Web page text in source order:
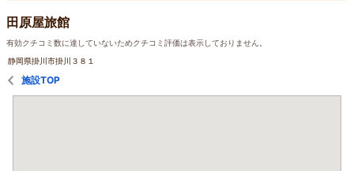
田原屋旅館
有効クチコミ数に達していないためクチコミ評価は表示しておりません。
静岡県掛川市掛川３８１
施設TOP